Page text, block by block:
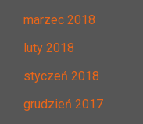
marzec 2018
luty 2018
styczeń 2018
grudzień 2017